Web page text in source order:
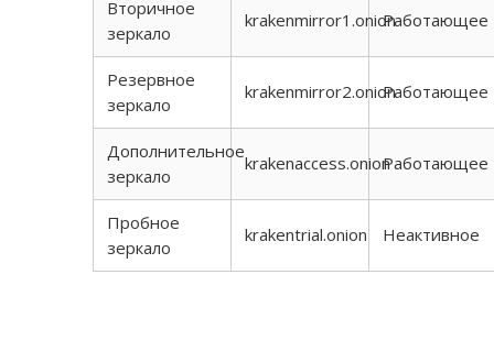
Вторичное
зеркало
krakenmirror1.onionРаботающее
Резервное
зеркало
krakenmirror2.onionРаботающее
Дополнительное
зеркало
krakenaccess.onionРаботающее
Пробное
зеркало
krakentrial.onion Неактивное